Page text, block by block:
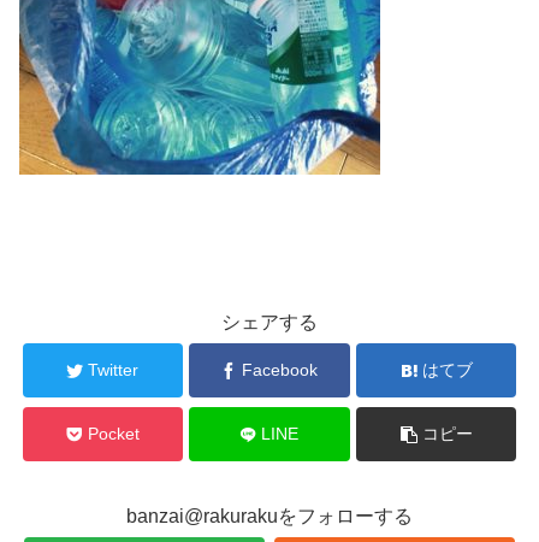
シェアする
Twitter Facebook はてブ
Pocket LINE コピー
banzai@rakurakuをフォローする